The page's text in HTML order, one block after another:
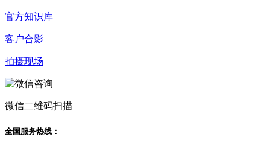
官方知识库
客户合影
拍摄现场
微信二维码扫描
全国服务热线：